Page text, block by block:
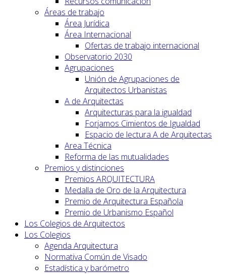
Áreas de trabajo
Área Jurídica
Área Internacional
Ofertas de trabajo internacional
Observatorio 2030
Agrupaciones
Unión de Agrupaciones de
Arquitectos Urbanistas
A de Arquitectas
Arquitecturas para la igualdad
Forjamos Cimientos de Igualdad
Espacio de lectura A de Arquitectas
Area Técnica
Reforma de las mutualidades
Premios y distinciones
Premios ARQUITECTURA
Medalla de Oro de la Arquitectura
Premio de Arquitectura Española
Premio de Urbanismo Español
Los Colegios de Arquitectos
Los Colegios
Agenda Arquitectura
Normativa Común de Visado
Estadística y barómetro